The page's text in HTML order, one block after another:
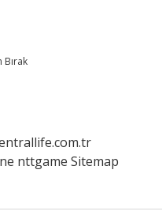
Bırak
nttgame Sitemap